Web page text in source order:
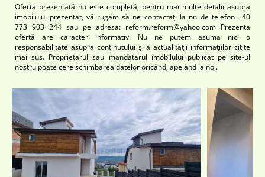
Oferta prezentată nu este completă, pentru mai multe detalii asupra
imobilului prezentat, vă rugăm să ne contactaţi la nr. de telefon +40
773 903 244 sau pe adresa: reform.reform@yahoo.com Prezenta
ofertă are caracter informativ. Nu ne putem asuma nici o
responsabilitate asupra conţinutului şi a actualităţii informaţiilor citite
mai sus. Proprietarul sau mandatarul imobilului publicat pe site-ul
nostru poate cere schimbarea datelor oricând, apelând la noi.